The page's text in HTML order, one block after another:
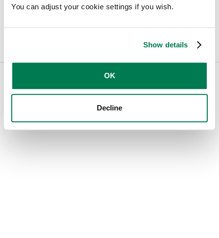
You can adjust your cookie settings if you wish.
Show details
OK
Decline